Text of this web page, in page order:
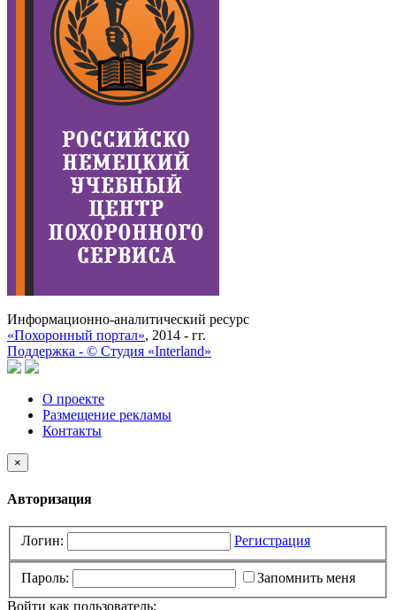
Информационно-аналитический ресурс
«Похоронный портал», 2014 - гг.
Поддержка - © Cтудия «Interland»
О проекте
Размещение рекламы
Контакты
×
Авторизация
Логин: Регистрация
Пароль:
Запомнить меня
Войти как пользователь: